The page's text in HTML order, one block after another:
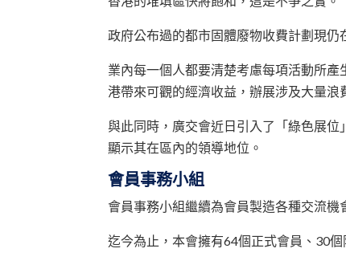
政府公布過的都市固體廢物收費計劃現仍
業內每一個人都要清楚考慮每項活動所
港帶來可觀的經濟收益，辦展涉及大量浪
與此同時，廣交會近日引入了「綠色展
顯示其在區內的領導地位。
會員事務小組
會員事務小組繼續為會員製造各種交流機
迄今為止，本會擁有64個正式會員、30